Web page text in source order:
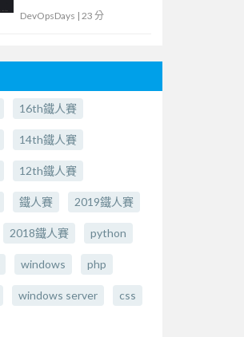
DevOpsDays | 23 分
16th鐵人賽
14th鐵人賽
12th鐵人賽
鐵人賽 2019鐵人賽
2018鐵人賽 python
windows php
windows server css